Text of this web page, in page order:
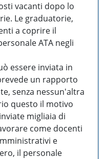
vacanti dopo lo
Le graduatorie,
a coprire il
ATA negli
essere inviata in
un rapporto
senza nessun'altra
questo il motivo
migliaia di
come docenti
e
il personale